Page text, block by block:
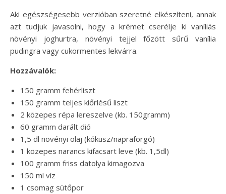
Aki egészségesebb verzióban szeretné elkészíteni, annak
azt tudjuk javasolni, hogy a krémet cserélje ki vaníliás
növényi joghurtra, növényi tejjel főzött sűrű vanília
pudingra vagy cukormentes lekvárra.
Hozzávalók:
150 gramm fehérliszt
150 gramm teljes kiőrlésű liszt
2 közepes répa lereszelve (kb. 150gramm)
60 gramm darált dió
1,5 dl növényi olaj (kókusz/napraforgó)
1 közepes narancs kifacsart leve (kb. 1,5dl)
100 gramm friss datolya kimagozva
150 ml víz
1 csomag sütőpor